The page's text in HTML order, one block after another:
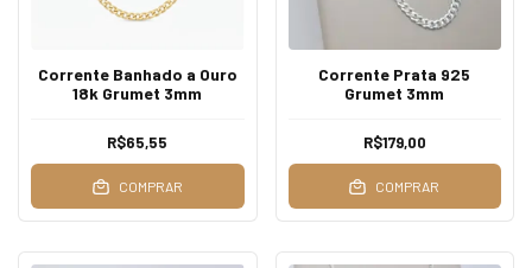
Corrente Banhado a Ouro
18k Grumet 3mm
R$65,55
COMPRAR
Corrente Prata 925
Grumet 3mm
R$179,00
COMPRAR